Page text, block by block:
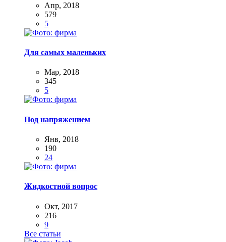
Апр, 2018
579
5
Для самых маленьких
Мар, 2018
345
5
Под напряжением
Янв, 2018
190
24
Жидкостной вопрос
Окт, 2017
216
9
Все статьи